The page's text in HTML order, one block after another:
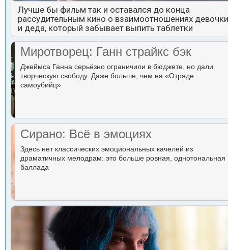
Лучше бы фильм так и оставался до конца
рассудительным кино о взаимоотношениях девочки
и деда, который забывает выпить таблетки
Миротворец: Ганн страйкс бэк
Джеймса Ганна серьёзно ограничили в бюджете, но дали
творческую свободу. Даже больше, чем на «Отряде
самоубийц»
Сирано: Всё в эмоциях
Здесь нет классических эмоциональных качелей из
драматичных мелодрам: это больше ровная, однотональная
баллада